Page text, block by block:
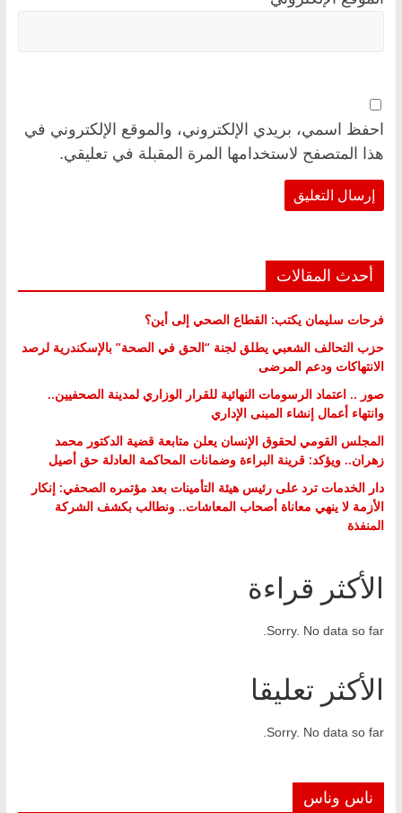
احفظ اسمي، بريدي الإلكتروني، والموقع الإلكتروني في
هذا المتصفح لاستخدامها المرة المقبلة في تعليقي.
أحدث المقالات
فرحات سليمان يكتب: القطاع الصحي إلى أين؟
حزب التحالف الشعبي يطلق لجنة “الحق في الصحة” بالإسكندرية لرصد
الانتهاكات ودعم المرضى
صور .. اعتماد الرسومات النهائية للقرار الوزاري لمدينة الصحفيين..
وانتهاء أعمال إنشاء المبنى الإداري
المجلس القومي لحقوق الإنسان يعلن متابعة قضية الدكتور محمد
زهران.. ويؤكد: قرينة البراءة وضمانات المحاكمة العادلة حق أصيل
دار الخدمات ترد على رئيس هيئة التأمينات بعد مؤتمره الصحفي: إنكار
الأزمة لا ينهي معاناة أصحاب المعاشات.. ونطالب بكشف الشركة
المنفذة
الأكثر قراءة
Sorry. No data so far.
الأكثر تعليقا
Sorry. No data so far.
ناس وناس